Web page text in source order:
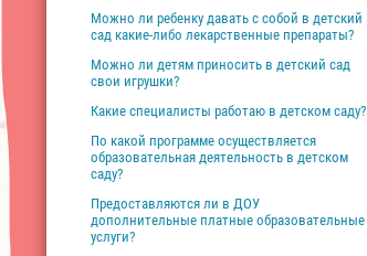
Можно ли ребенку давать с собой в детский
сад какие-либо лекарственные препараты?
Можно ли детям приносить в детский сад
свои игрушки?
Какие специалисты работаю в детском саду?
По какой программе осуществляется
образовательная деятельность в детском
саду?
Предоставляются ли в ДОУ
дополнительные платные образовательные
услуги?